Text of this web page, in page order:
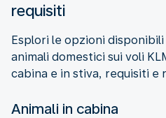
requisiti
Esplori le opzioni
animali domestici sui voli
cabina e in stiva, requisiti e
Animali in cabina